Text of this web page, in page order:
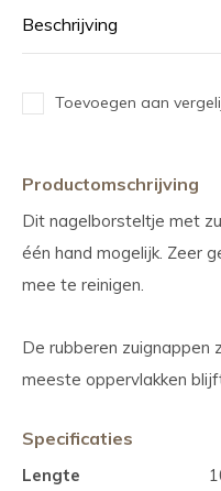
Beschrijving
Toevoegen aan
Productomschrijving
Dit nagelborsteltje met
één hand mogelijk. Zeer
mee te reinigen.
De rubberen zuignappen
meeste oppervlakken
Specificaties
Lengte